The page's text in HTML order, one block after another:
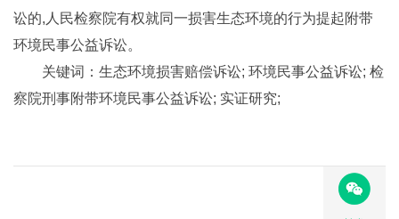
讼的,人民检察院有权就同一损害生态环境的行为提起附带
环境民事公益诉讼。
关键词：生态环境损害赔偿诉讼; 环境民事公益诉讼; 检
察院刑事附带环境民事公益诉讼; 实证研究;